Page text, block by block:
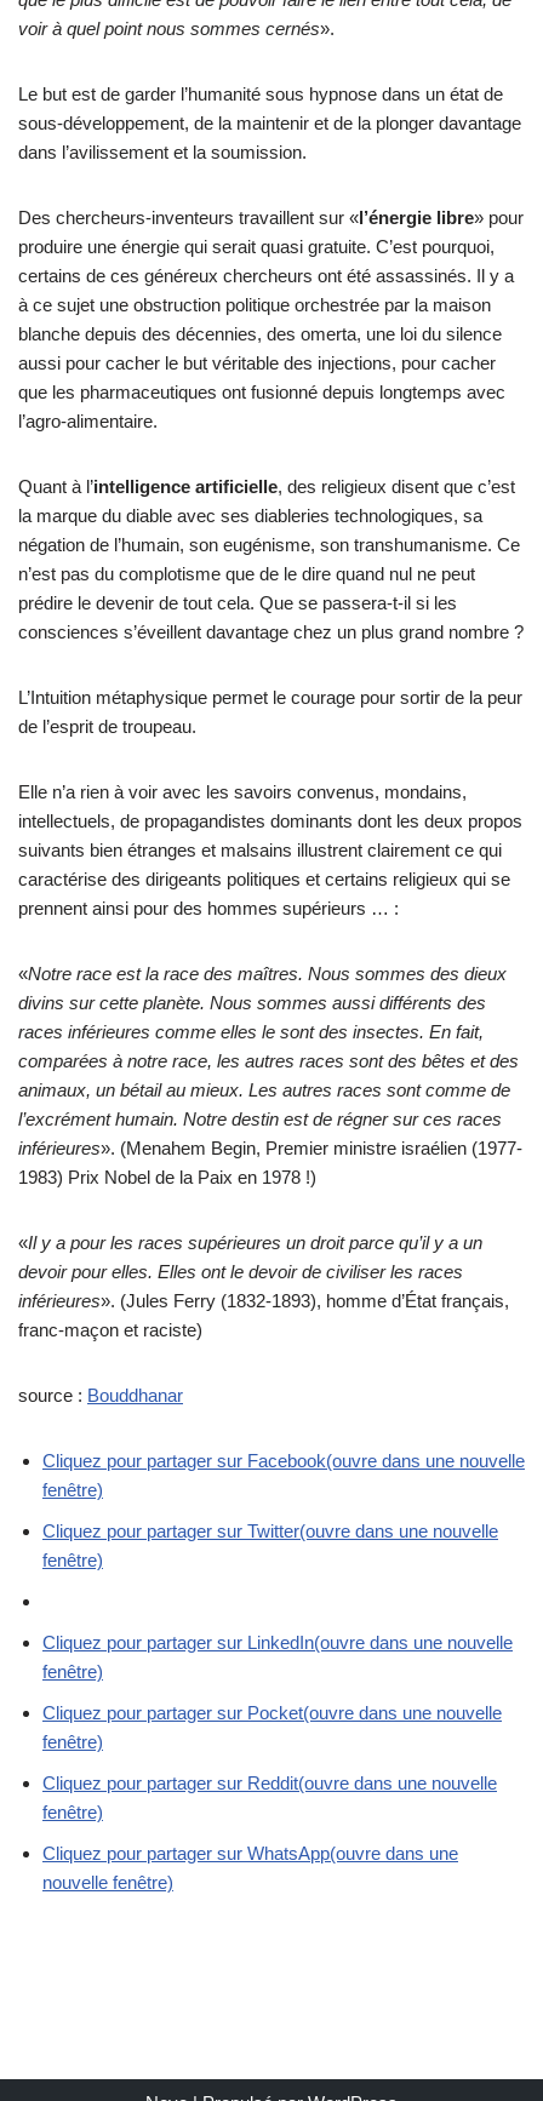
voir à quel point nous sommes cernés».
Le but est de garder l’humanité sous hypnose dans un état de
sous-développement, de la maintenir et de la plonger davantage
dans l’avilissement et la soumission.
Des chercheurs-inventeurs travaillent sur «l’énergie libre» pour
produire une énergie qui serait quasi gratuite. C’est pourquoi,
certains de ces généreux chercheurs ont été assassinés. Il y a
à ce sujet une obstruction politique orchestrée par la maison
blanche depuis des décennies, des omerta, une loi du silence
aussi pour cacher le but véritable des injections, pour cacher
que les pharmaceutiques ont fusionné depuis longtemps avec
l’agro-alimentaire.
Quant à l’intelligence artificielle, des religieux disent que c’est
la marque du diable avec ses diableries technologiques, sa
négation de l’humain, son eugénisme, son transhumanisme. Ce
n’est pas du complotisme que de le dire quand nul ne peut
prédire le devenir de tout cela. Que se passera-t-il si les
consciences s’éveillent davantage chez un plus grand nombre ?
L’Intuition métaphysique permet le courage pour sortir de la peur
de l’esprit de troupeau.
Elle n’a rien à voir avec les savoirs convenus, mondains,
intellectuels, de propagandistes dominants dont les deux propos
suivants bien étranges et malsains illustrent clairement ce qui
caractérise des dirigeants politiques et certains religieux qui se
prennent ainsi pour des hommes supérieurs … :
«Notre race est la race des maîtres. Nous sommes des dieux
divins sur cette planète. Nous sommes aussi différents des
races inférieures comme elles le sont des insectes. En fait,
comparées à notre race, les autres races sont des bêtes et des
animaux, un bétail au mieux. Les autres races sont comme de
l’excrément humain. Notre destin est de régner sur ces races
inférieures». (Menahem Begin, Premier ministre israélien (1977-
1983) Prix Nobel de la Paix en 1978 !)
«Il y a pour les races supérieures un droit parce qu’il y a un
devoir pour elles. Elles ont le devoir de civiliser les races
inférieures». (Jules Ferry (1832-1893), homme d’État français,
franc-maçon et raciste)
source : Bouddhanar
Cliquez pour partager sur Facebook(ouvre dans une nouvelle
fenêtre)
Cliquez pour partager sur Twitter(ouvre dans une nouvelle
fenêtre)
Cliquez pour partager sur LinkedIn(ouvre dans une nouvelle
fenêtre)
Cliquez pour partager sur Pocket(ouvre dans une nouvelle
fenêtre)
Cliquez pour partager sur Reddit(ouvre dans une nouvelle
fenêtre)
Cliquez pour partager sur WhatsApp(ouvre dans une
nouvelle fenêtre)